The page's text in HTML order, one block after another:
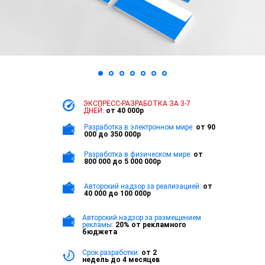
Разработка в электронном мире: от 90
000 до 350 000р
Разработка в физическом мире: от
800 000 до 5 000 000р
Авторский надзор за реализацией: от
40 000 до 100 000р
Авторский надзор за размещением
рекламы: 20% от рекламного
бюджета
Срок разработки: от 2
недель до 4 месяцев
ЭКСПРЕСС-РАЗРАБОТКА ЗА 3-7
ДНЕЙ: от 40 000р